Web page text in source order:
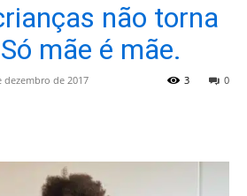
não torna
mãe é mãe.
dezembro de 2017 0
3